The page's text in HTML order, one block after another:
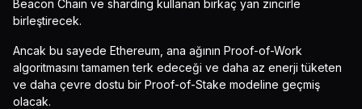
Beacon Chain ve sharding kullanan birkaç yan zincirle
birleştirecek.
Ancak bu sayede Ethereum, ana ağının Proof-of-Work
algoritmasını tamamen terk edeceği ve daha az enerji tüketen
ve daha çevre dostu bir Proof-of-Stake modeline geçmiş
olacak.